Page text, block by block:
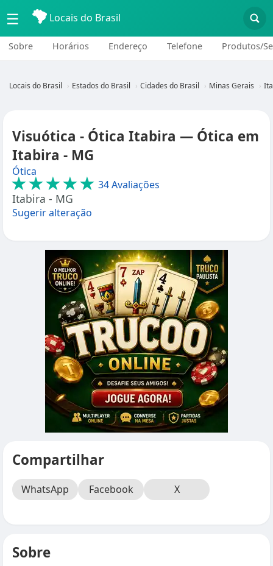
☰ Locais do Brasil
Sobre Horários Endereço Telefone Produtos/
Locais do Brasil Estados do Brasil Cidades do Brasil Minas Gerais
Visuótica - Ótica Itabira — Ótica em
Itabira - MG
Ótica
★★★★★ 34 Avaliações
Itabira - MG
Sugerir alteração
Compartilhar
WhatsApp Facebook X
Sobre